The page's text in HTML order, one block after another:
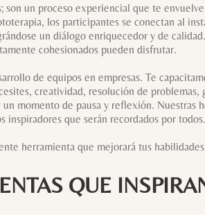
un proceso experiencial que te
los participantes se conectan al
un diálogo enriquecedor y de
cohesionados pueden disfrutar.
de equipos en empresas. Te
creatividad, resolución de
momento de pausa y reflexión. Nuestras
inspiradores que serán recordados por todos.
herramienta que mejorará tus
QUE